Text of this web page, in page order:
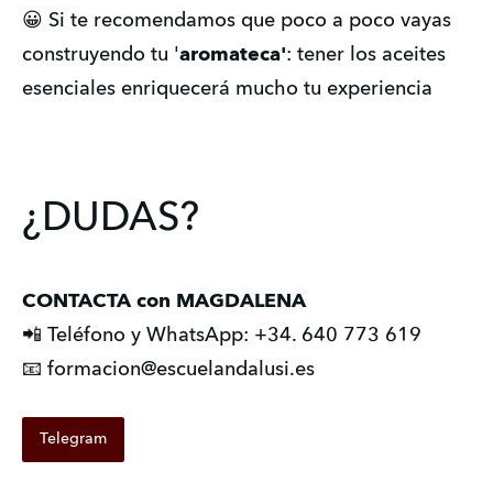
😀 Si te recomendamos que poco a poco vayas
construyendo tu 'aromateca': tener los aceites
esenciales enriquecerá mucho tu experiencia
¿DUDAS?
CONTACTA con MAGDALENA
📲 Teléfono y WhatsApp: +34. 640 773 619
📧 formacion@escuelandalusi.es
Telegram